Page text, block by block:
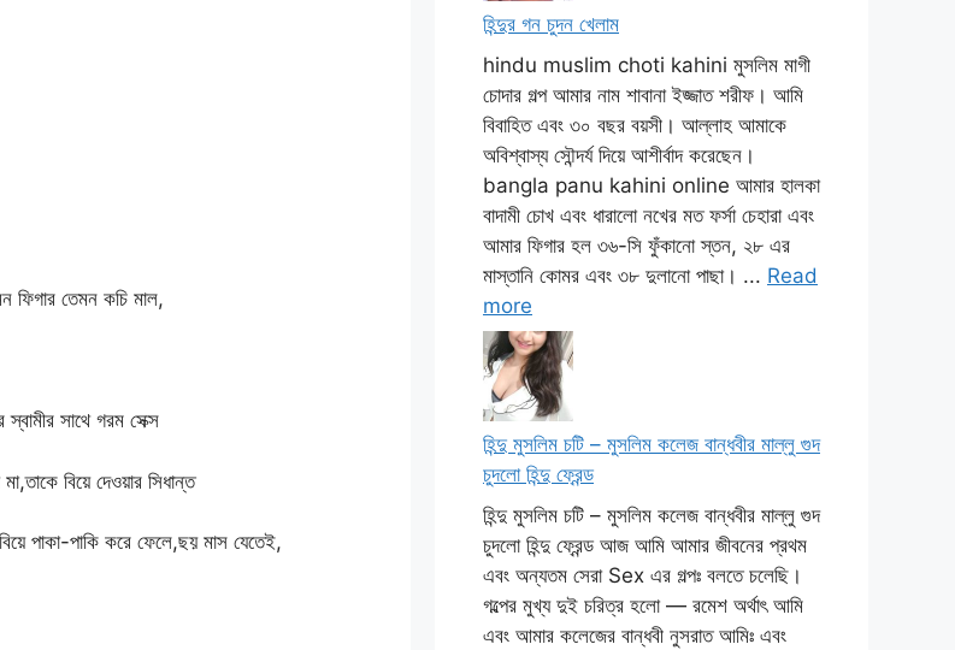
ফিগার তেমন কচি মাল,
সাথে গরম সেক্স
বিয়ে দেওয়ার সিধান্ত
পাকা-পাকি করে ফেলে,ছয় মাস যেতেই,
হিন্দুর গন চুদন খেলাম
hindu muslim choti kahini মুসলিম মাগী
চোদার গল্প আমার নাম শাবানা ইজ্জাত শরীফ। আমি
বিবাহিত এবং ৩০ বছর বয়সী। আল্লাহ আমাকে
অবিশ্বাস্য সৌন্দর্য দিয়ে আশীর্বাদ করেছেন।
bangla panu kahini online আমার হালকা
বাদামী চোখ এবং ধারালো নখের মত ফর্সা চেহারা এবং
আমার ফিগার হল ৩৬-সি ফুঁকানো স্তন, ২৮ এর
মাস্তানি কোমর এবং ৩৮ দুলানো পাছা। ... Read
more
হিন্দু মুসলিম চটি – মুসলিম কলেজ বান্ধবীর মাল্লু গুদ
চুদলো হিন্দু ফ্রেন্ড
হিন্দু মুসলিম চটি – মুসলিম কলেজ বান্ধবীর মাল্লু গুদ
চুদলো হিন্দু ফ্রেন্ড আজ আমি আমার জীবনের প্রথম
এবং অন্যতম সেরা Sex এর গল্পঃ বলতে চলেছি।
গল্পের মুখ্য দুই চরিত্র হলো — রমেশ অর্থাৎ আমি
এবং আমার কলেজের বান্ধবী নুসরাত আমিঃ এবং